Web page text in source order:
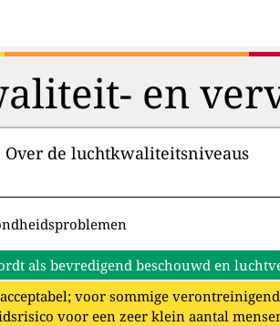
en
Over de luchtkwaliteitsniveaus
als bevredigend beschouwd en
voor sommige
voor een zeer klein aantal